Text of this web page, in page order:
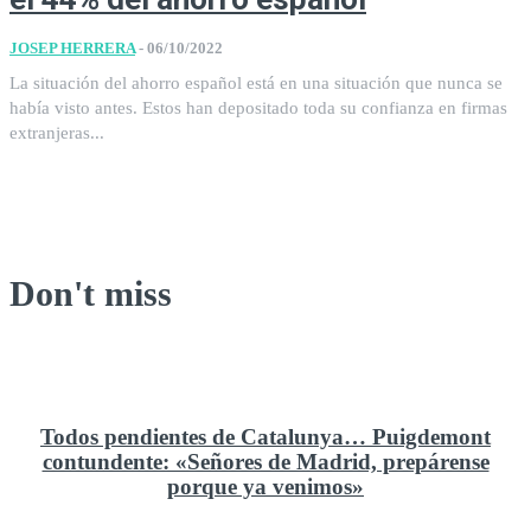
JOSEP HERRERA - 06/10/2022
La situación del ahorro español está en una situación que nunca se
había visto antes. Estos han depositado toda su confianza en firmas
extranjeras...
Don't miss
Todos pendientes de Catalunya… Puigdemont
contundente: «Señores de Madrid, prepárense
porque ya venimos»